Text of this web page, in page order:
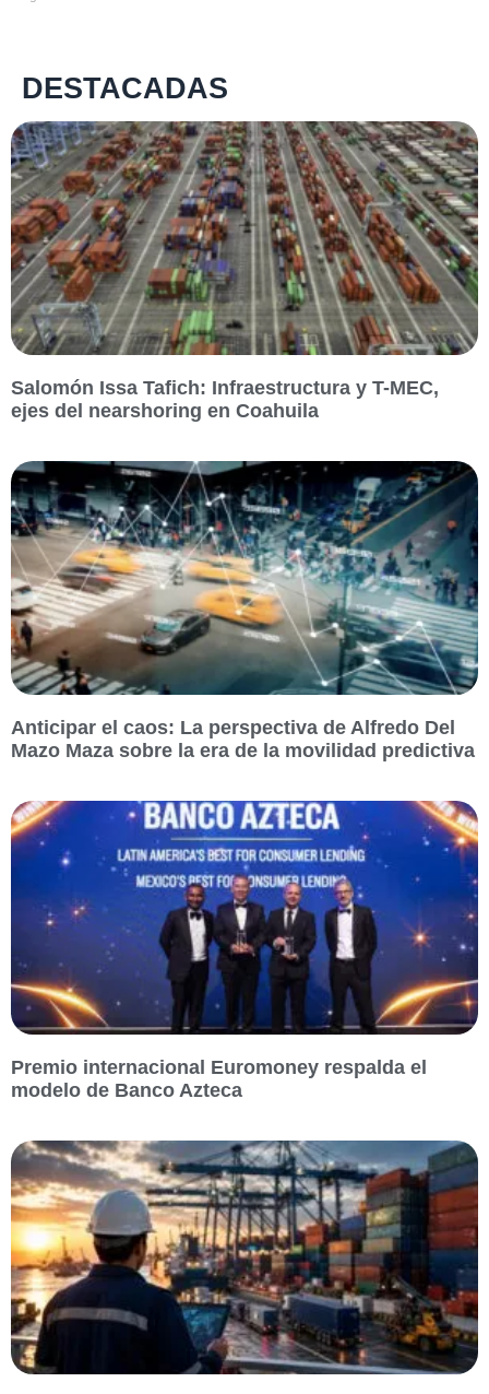
DESTACADAS
Salomón Issa Tafich: Infraestructura y T-MEC,
ejes del nearshoring en Coahuila
Anticipar el caos: La perspectiva de Alfredo Del
Mazo Maza sobre la era de la movilidad predictiva
Premio internacional Euromoney respalda el
modelo de Banco Azteca